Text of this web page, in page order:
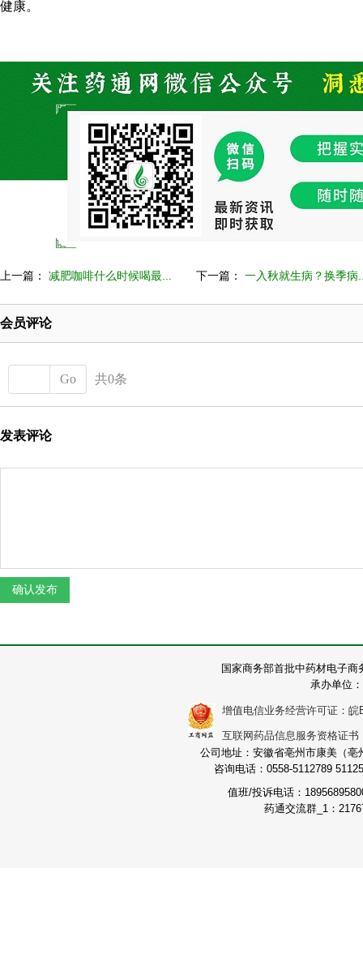
健康。
上一篇： 减肥咖啡什么时候喝最... 下一篇： 一入秋就生病？换季病
会员评论
Go 共0条
发表评论
国家商务部首批中药材电子
承办单位
增值电信业务经营许可证：皖
互联网药品信息服务资格证
公司地址：安徽省亳州市康美（
咨询电话：0558-5112789
值班/投诉电话：
药通交流群_1：